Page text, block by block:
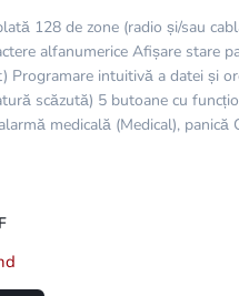
128 de zone (radio și/sau
alfanumerice Afișare stare
Programare intuitivă a datei și
scăzută) 5 butoane cu
medicală (Medical),